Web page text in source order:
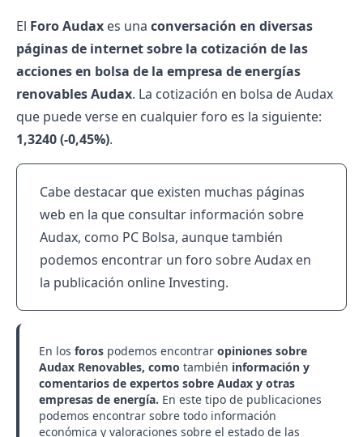
El Foro Audax es una conversación en diversas
páginas de internet sobre la cotización de las
acciones en bolsa de la empresa deenergías
renovables Audax. La cotización en bolsa de Audax
que puede verse en cualquier foro es la siguiente:
1,3240 (-0,45%).
Cabe destacar que existen muchas páginas
web en la que consultar información sobre
Audax, como PC Bolsa, aunque también
podemos encontrar un foro sobre Audax en
la publicación online Investing.
En los foros podemos encontrar opiniones sobre
Audax Renovables, como también información y
comentarios de expertos sobre Audax y otras
empresas de energía. En este tipo de publicaciones
podemos encontrar sobre todo información
económica y valoraciones sobre el estado de las